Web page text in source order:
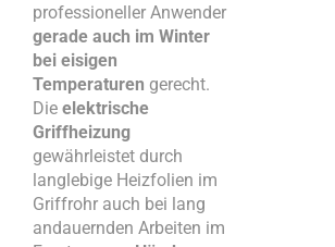
professioneller Anwender
gerade auch im Winter
bei eisigen
Temperaturen gerecht.
Die elektrische
Griffheizung
gewährleistet durch
langlebige Heizfolien im
Griffrohr auch bei lang
andauernden Arbeiten im